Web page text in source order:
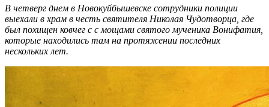
В четверг днем в Новокуйбышевске сотрудники полиции
выехали в храм в честь святителя Николая Чудотворца, где
был похищен ковчег с с мощами святого мученика Вонифатия,
которые находились там на протяжении последних
нескольких лет.